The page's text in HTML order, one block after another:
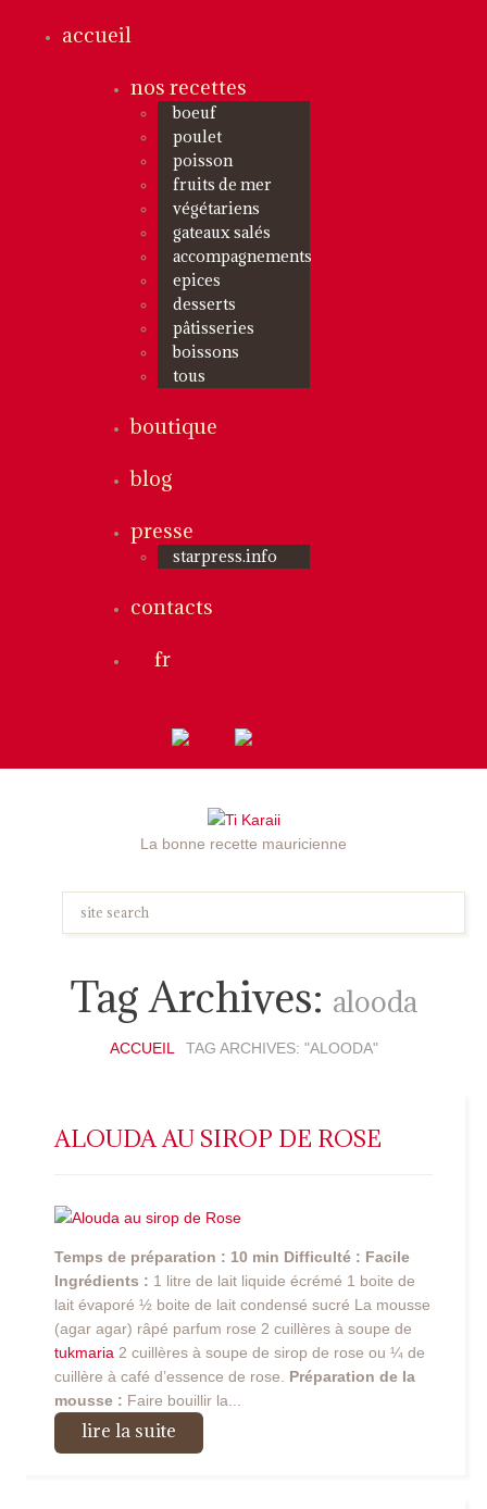
accueil
nos recettes
boeuf
poulet
poisson
fruits de mer
végétariens
gateaux salés
accompagnements
epices
desserts
pâtisseries
boissons
tous
boutique
blog
presse
starpress.info
contacts
fr
La bonne recette mauricienne
Tag Archives: alooda
ACCUEIL TAG ARCHIVES: "ALOODA"
ALOUDA AU SIROP DE ROSE
Temps de préparation : 10 min Difficulté : Facile
Ingrédients : 1 litre de lait liquide écrémé 1 boite de
lait évaporé ½ boite de lait condensé sucré La mousse
(agar agar) râpé parfum rose 2 cuillères à soupe de
tukmaria 2 cuillères à soupe de sirop de rose ou ¼ de
cuillère à café d’essence de rose. Préparation de la
mousse : Faire bouillir la...
lire la suite